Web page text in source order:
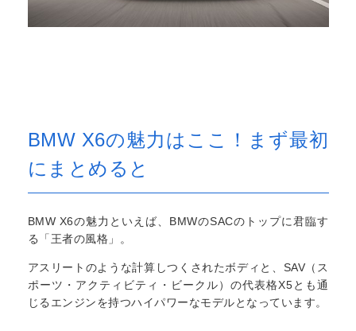
BMW X6の魅力はここ！まず最初
にまとめると
BMW X6の魅力といえば、BMWのSACのトップに君臨す
る「王者の風格」。
アスリートのような計算しつくされたボディと、SAV（ス
ポーツ・アクティビティ・ビークル）の代表格X5とも通
じるエンジンを持つハイパワーなモデルとなっています。